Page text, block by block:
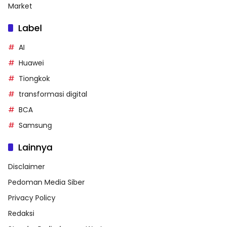
Market
Label
AI
Huawei
Tiongkok
transformasi digital
BCA
Samsung
Lainnya
Disclaimer
Pedoman Media Siber
Privacy Policy
Redaksi